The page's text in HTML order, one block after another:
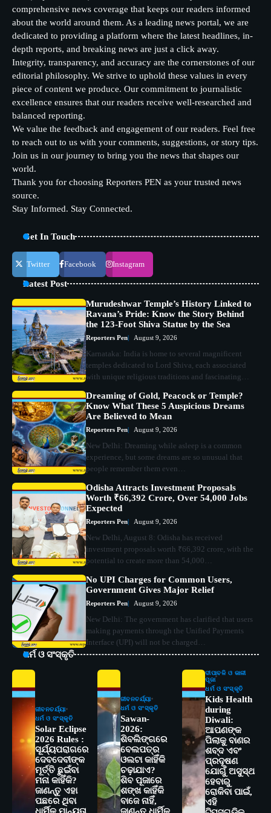
comprehensive news coverage that keeps our readers informed
about the world around them. As a leading news portal, we are
dedicated to providing a platform where the latest headlines, in-
depth reports, and breaking news are just a click away.
Integrity, transparency, and accuracy are the cornerstones of our
editorial philosophy. We strive to uphold these values in every
piece of content we produce. Our commitment to journalistic
excellence ensures that our readers receive well-researched and
balanced reporting.
We value the feedback and engagement of our readers. Feel free
to reach out to us with your comments, suggestions, or story tips.
Join us in our journey to bring you the news that shapes our
world.
Thank you for choosing Reporters PEN as your trusted news
source.
Stay Informed. Stay Connected.
Get In Touch
Twitter Facebook Instagram
Latest Post
Murudeshwar Temple’s History Linked to
Ravana’s Pride: Know the Story Behind
the 123-Foot Shiva Statue by the Sea
Reporters Pen August 9, 2026
Karnataka: India is home to several magnificent
temples dedicated to Lord Shiva, each associated
with unique religious traditions and fascinating…
Dreaming of Gold, Peacock or Temple?
Know What These 5 Auspicious Dreams
Are Believed to Mean
Reporters Pen August 9, 2026
New Delhi: Dreaming while asleep is a common
experience, but some dreams are so unusual that
people remember them even…
Odisha Attracts Investment Proposals
Worth ₹66,392 Crore, Over 54,000 Jobs
Expected
Reporters Pen August 9, 2026
New Delhi, August 8: Odisha has received
investment proposals worth ₹66,392 crore, with the
potential to create more than 54,000…
No UPI Charges for Common Users,
Government Gives Major Relief
Reporters Pen August 9, 2026
New Delhi: The government has clarified that users
making payments through the Unified Payments
Interface (UPI) will not be charged…
ଧର୍ମ ଓ ସଂସ୍କୃତି
ଜୀବନଚର୍ଯ୍ୟା
ଧର୍ମ ଓ ସଂସ୍କୃତି
Solar Eclipse
2026 Rules :
ସୂର୍ଯ୍ୟପରାଗରେ
ଦେବଦେବୀଙ୍କ
ମୂର୍ତ୍ତି ଛୁଇଁବା
ମନା କାହିଁକି?
ଜାଣନ୍ତୁ ଏହା
ପଛରେ ଥିବା
ଧାର୍ମିକ ମାନ୍ୟତା
ଜୀବନଚର୍ଯ୍ୟା
ଧର୍ମ ଓ ସଂସ୍କୃତି
Sawan-
2026:
ଶିବଲିଙ୍ଗରେ
ବେଲପତ୍ର
ଓଲଟା କାହିଁକି
ଚଢ଼ାଯାଏ?
ଶିବ ପୂଜାରେ
ଶଙ୍ଖ କାହିଁକି
ବାଜେ ନାହିଁ,
ଜାଣନ୍ତୁ ଧାର୍ମିକ
ଦୀପାବଳି ଓ କାଳୀ
ପୂଜା
ଧର୍ମ ଓ ସଂସ୍କୃତି
Kids Health
during
Diwali:
ଆପଣଙ୍କ
ପିଲାକୁ ବାଣର
ଶବ୍ଦ ଏବଂ
ପ୍ରଦୂଷଣ
ଯୋଗୁଁ ଅସୁସ୍ଥ
ହେବାରୁ
ରୋକିବା ପାଇଁ,
ଏହି
ସୋଆର ୨୦ତମ ପ୍ରତିଷ୍ଠା ଦିବସରେ